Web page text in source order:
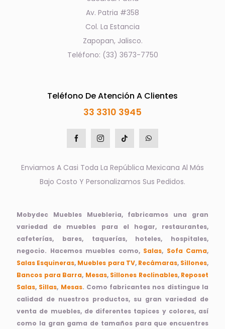
Av. Patria #358
Col. La Estancia
Zapopan, Jalisco.
Teléfono: (33) 3673-7750
Teléfono De Atención A Clientes
33 3310 3945
Enviamos A Casi Toda La República Mexicana Al Más
Bajo Costo Y Personalizamos Sus Pedidos.
Mobydec Muebles Muebleria, fabricamos una gran
variedad de muebles para el hogar, restaurantes,
cafeterías, bares, taquerías, hoteles, hospitales,
negocio. Hacemos muebles como, Salas, Sofa Cama,
Salas Esquineras, Muebles para TV, Recámaras, Sillones,
Bancos para Barra, Mesas, Sillones Reclinables, Reposet
Salas, Sillas, Mesas. Como fabricantes nos distingue la
calidad de nuestros productos, su gran variedad de
venta de muebles, de diferentes tapices y colores, así
como la gran gama de tamaños para que encuentres